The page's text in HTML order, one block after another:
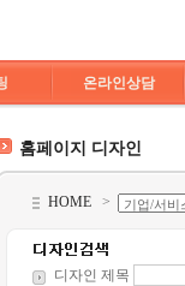
온라인상담
홈페이지 디자인
HOME >
디자인 제목